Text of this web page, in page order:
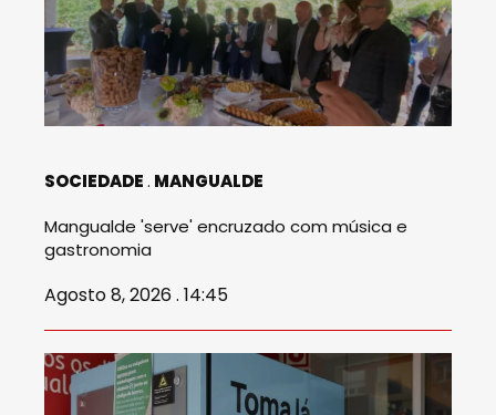
SOCIEDADE MANGUALDE
Mangualde 'serve' encruzado com música e
gastronomia
Agosto 8, 2026 . 14:45